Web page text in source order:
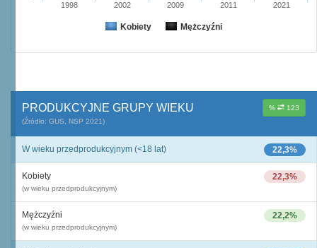
Kobiety Mężczyźni
1998 2002 2009 2011 2021
% 123
PRODUKCYJNE GRUPY WIEKU
(Źródło: GUS, NSP 2021)
22,3%
W wieku przedprodukcyjnym (<18 lat)
22,3%
Kobiety
(w wieku przedprodukcyjnym)
22,2%
Mężczyźni
(w wieku przedprodukcyjnym)